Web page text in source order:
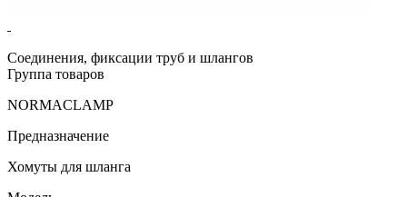
Соединения, фиксации труб и шлангов
Группа товаров
NORMACLAMP
Предназначение
Хомуты для шланга